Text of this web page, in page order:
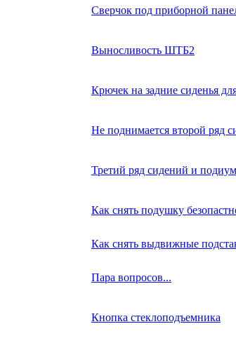
Сверчок под приборной
Выносливость ШТБ2
Крючек на задние сиденья
Не поднимается второй ряд
Третий ряд сидений и
Как снять подушку
Как снять выдвижные
Пара вопросов...
Кнопка стеклоподъемника